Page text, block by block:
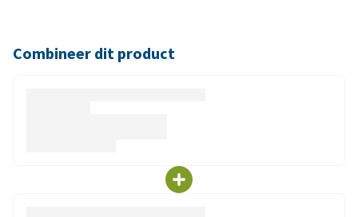
Combineer dit product